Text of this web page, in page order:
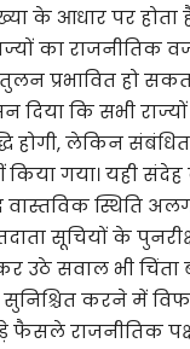
के आधार पर होता
का राजनीतिक
प्रभावित हो
दिया कि सभी
होगी, लेकिन
गया। यही
स्थिति
सूचियों के
उठे सवाल भी चिंता
सुनिश्चित करने में
राजनीतिक